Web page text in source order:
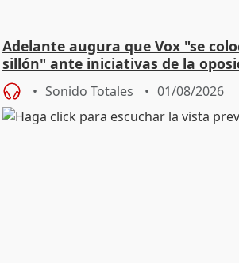
Adelante augura que Vox "se
sillón" ante iniciativas de la
Sonido Totales 01/08/2026